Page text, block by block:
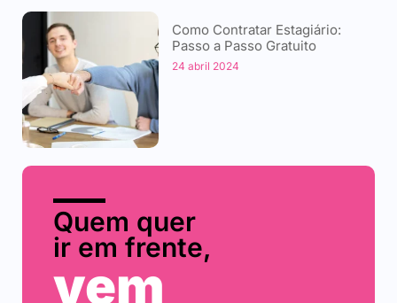
Como Contratar Estagiário:
Passo a Passo Gratuito
24 abril 2024
Quem quer
ir em frente,
vem